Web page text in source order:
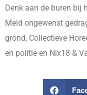
Denk aan de buren bij
Meld ongewenst
grond, Collectieve
en politie en Nix18 &